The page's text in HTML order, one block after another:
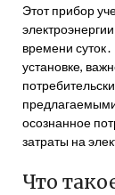
Этот прибор
времени
установке,
осознанное
затраты на
Что